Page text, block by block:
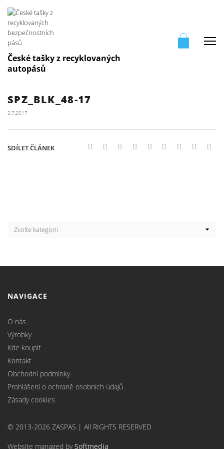
České tašky z recyklovaných
autopásů
SPZ_BLK_48-17
2.7.2017
SDÍLET ČLÁNEK
NAVIGACE
O nás
Výrobky
Kde koupit
Kontakt
Obchodní podmínky
Prohlášení o ochraně osobních údajů
Zásady cookies
© 2013-2026 ZASPAS | All RIGHTS RESERVED
Website managed bySoftmedia